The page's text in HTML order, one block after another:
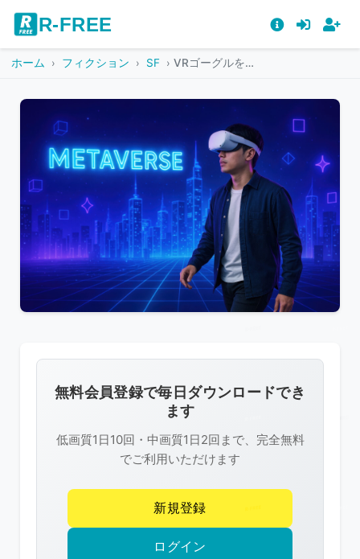
R-FREE
ホーム フィクション SF VRゴーグルを装着してメタバースを歩く男性
像
は
R-
FREE
作
権
無料会員登録で毎日ダウンロードでき
ます
低画質1日10回・中画質1日2回まで、完全無料
でご利用いただけます
新規登録
ログイン